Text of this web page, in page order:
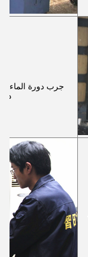
جرب دورة الماء ،